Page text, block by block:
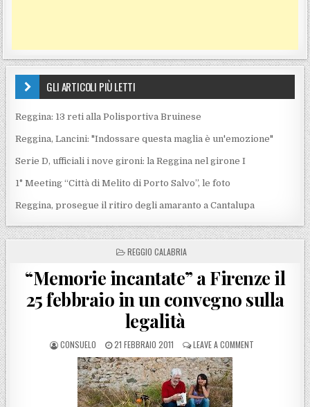
GLI ARTICOLI PIÙ LETTI
Reggina: 13 reti alla Polisportiva Bruinese
Reggina, Lancini: "Indossare questa maglia è un'emozione"
Serie D, ufficiali i nove gironi: la Reggina nel girone I
1° Meeting “Città di Melito di Porto Salvo”, le foto
Reggina, prosegue il ritiro degli amaranto a Cantalupa
POSTED IN
REGGIO CALABRIA
“Memorie incantate” a Firenze il
25 febbraio in un convegno sulla
legalità
POSTED BY
CONSUELO POSTED ON
21 FEBBRAIO 2011 LEAVE A COMMENTON “MEMORIE